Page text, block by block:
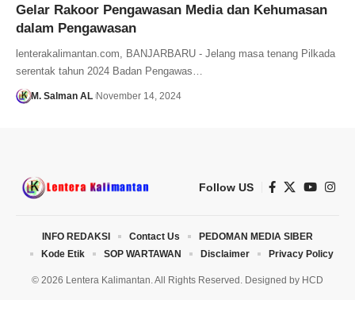
Gelar Rakoor Pengawasan Media dan Kehumasan
dalam Pengawasan
lenterakalimantan.com, BANJARBARU - Jelang masa tenang Pilkada
serentak tahun 2024 Badan Pengawas…
M. Salman AL November 14, 2024
Follow US
© 2026 Lentera Kalimantan. All Rights Reserved. Designed by HCD
INFO REDAKSI Contact Us
PEDOMAN MEDIA SIBER
Kode Etik
SOP WARTAWAN Disclaimer Privacy Policy